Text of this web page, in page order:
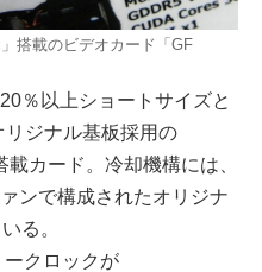
搭載のビデオカード「GF
％以上ショートサイズと
ジナル基板採用の
カード。冷却機構には、
ンで構成されたオリジナ
る。
クロックが